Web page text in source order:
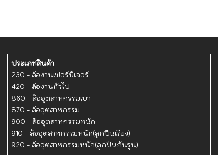
ประเภทสินค้า
230 - ล้องานเฟอร์นิเจอร์
420 - ล้องานทั่วไป
860 - ล้ออุตสาหกรรมเบา
870 - ล้ออุตสาหกรรม
900 - ล้ออุตสาหกรรมหนัก
910 - ล้ออุตสาหกรรมหนัก(ลูกปืนเรียง)
920 - ล้ออุตสาหกรรมหนัก(ลูกปืนกันรุน)